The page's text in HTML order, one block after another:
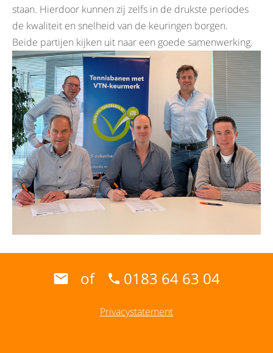
staan. Hierdoor kunnen zij zelfs in de drukste periodes
de kwaliteit en snelheid van de keuringen borgen.
Beide partijen kijken uit naar een goede samenwerking.
of 0183 64 63 04
Privacystatement